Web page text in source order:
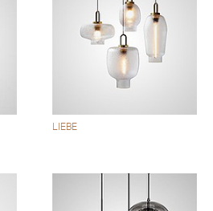
LIEBE